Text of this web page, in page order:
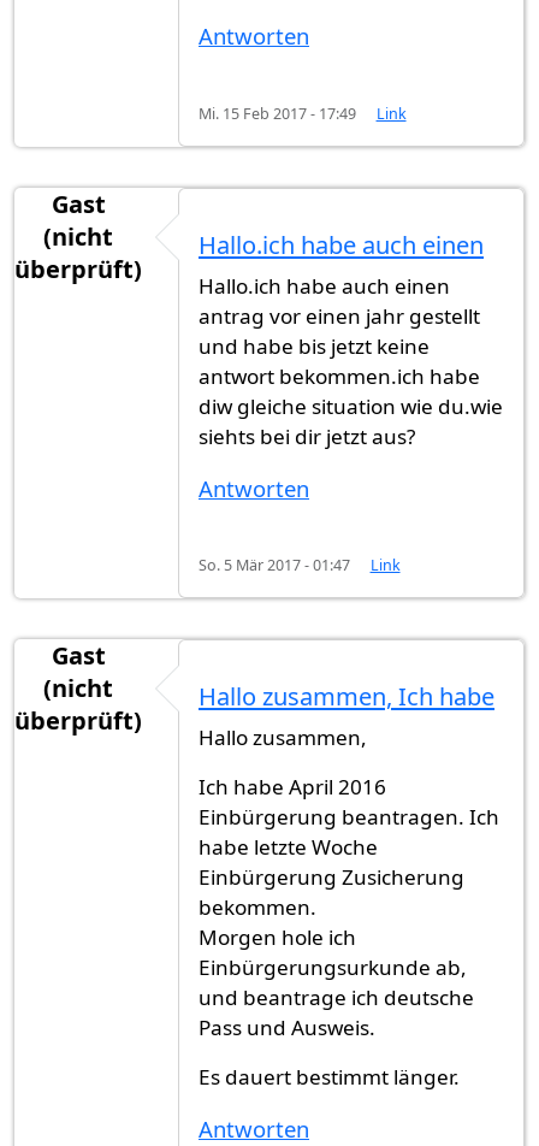
Antworten
Mi. 15 Feb 2017 - 17:49 Link
Gast
(nicht
überprüft)
Hallo.ich habe auch einen
Hallo.ich habe auch einen
antrag vor einen jahr gestellt
und habe bis jetzt keine
antwort bekommen.ich habe
diw gleiche situation wie du.wie
siehts bei dir jetzt aus?
Antworten
So. 5 Mär 2017 - 01:47 Link
Gast
(nicht
überprüft)
Hallo zusammen, Ich habe
Hallo zusammen,
Ich habe April 2016
Einbürgerung beantragen. Ich
habe letzte Woche
Einbürgerung Zusicherung
bekommen.
Morgen hole ich
Einbürgerungsurkunde ab,
und beantrage ich deutsche
Pass und Ausweis.
Es dauert bestimmt länger.
Antworten